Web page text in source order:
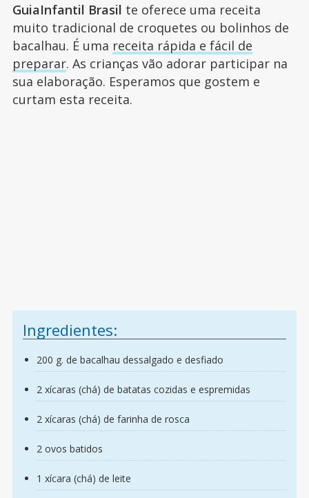
GuiaInfantil Brasil te oferece uma receita
muito tradicional de croquetes ou bolinhos de
bacalhau. É uma receita rápida e fácil de
preparar. As crianças vão adorar participar na
sua elaboração. Esperamos que gostem e
curtam esta receita.
Ingredientes:
200 g. de bacalhau dessalgado e desfiado
2 xícaras (chá) de batatas cozidas e espremidas
2 xícaras (chá) de farinha de rosca
2 ovos batidos
1 xícara (chá) de leite